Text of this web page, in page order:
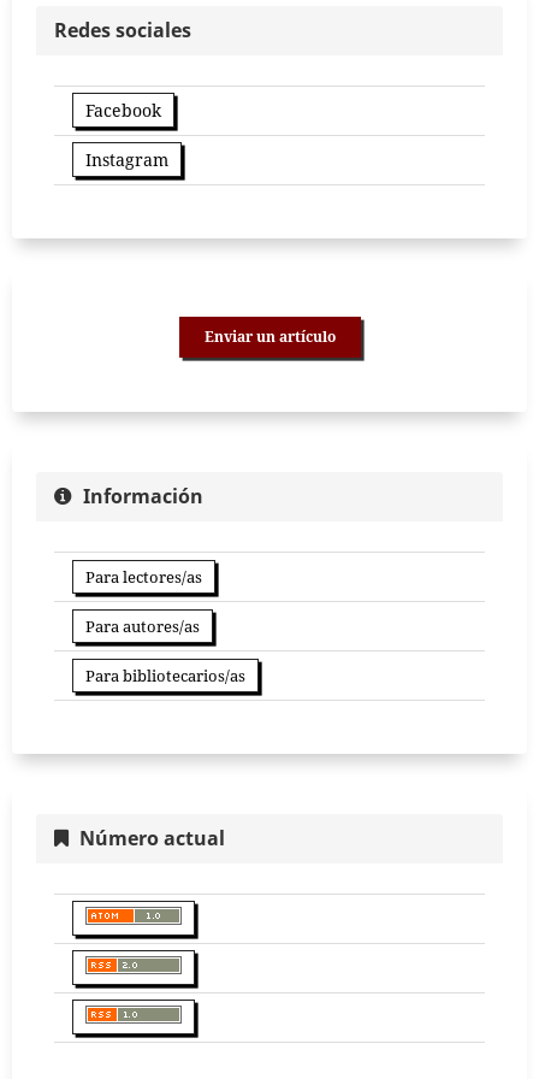
Redes sociales
Facebook
Instagram
Enviar un artículo
Información
Para lectores/as
Para autores/as
Para bibliotecarios/as
Número actual